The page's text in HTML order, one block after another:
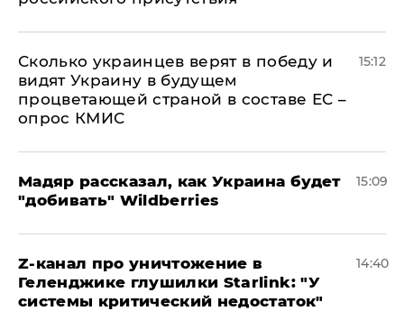
Сколько украинцев верят в победу и
видят Украину в будущем
процветающей страной в составе ЕС –
опрос КМИС
15:12
Мадяр рассказал, как Украина будет
"добивать" Wildberries
15:09
Z-канал про уничтожение в
Геленджике глушилки Starlink: "У
системы критический недостаток"
14:40